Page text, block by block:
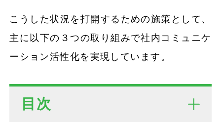
こうした状況を打開するための施策として、
主に以下の３つの取り組みで社内コミュニケ
ーション活性化を実現しています。
目次